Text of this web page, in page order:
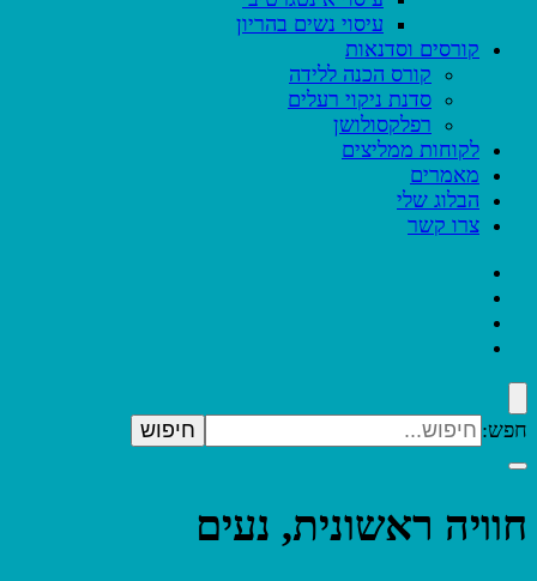
עיסוי נשים בהריון
קורסים וסדנאות
קורס הכנה ללידה
סדנת ניקוי רעלים
רפלקסולושן
לקוחות ממליצים
מאמרים
הבלוג שלי
צרו קשר
חפש:
חוויה ראשונית, נעים